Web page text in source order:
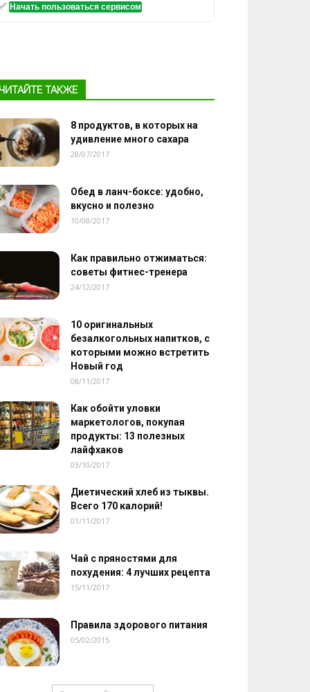
Начать пользоваться сервисом
ЧИТАЙТЕ ТАКЖЕ
8 продуктов, в которых на
удивление много сахара
28/07/2017
Обед в ланч-боксе: удобно,
вкусно и полезно
10/08/2017
Как правильно отжиматься:
советы фитнес-тренера
24/12/2017
10 оригинальных
безалкогольных напитков, с
которыми можно встретить
Новый год
08/11/2017
Как обойти уловки
маркетологов, покупая
продукты: 13 полезных
лайфхаков
03/10/2017
Диетический хлеб из тыквы.
Всего 170 калорий!
01/11/2017
Чай с пряностями для
похудения: 4 лучших рецепта
15/11/2017
Правила здорового питания
05/02/2015